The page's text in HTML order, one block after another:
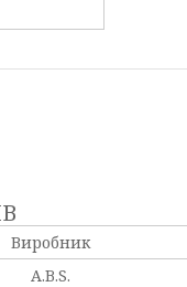
Виробник
A.B.S.